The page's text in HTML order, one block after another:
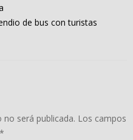
de bus con turistas
será publicada. Los campos
*